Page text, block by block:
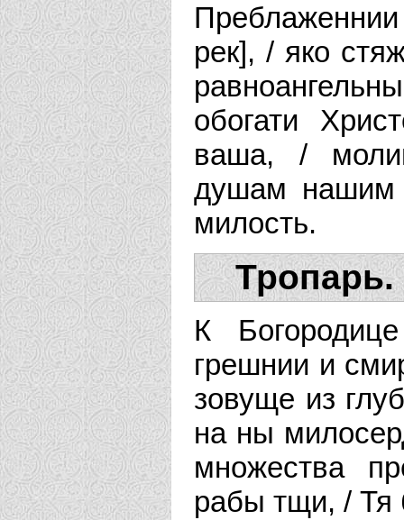
рек], / яко
обогати
ваша, /
душам нашим
милость.
Тропарь.
К
грешнии и
зовуще из
на ны
множества
рабы тщи, / Тя